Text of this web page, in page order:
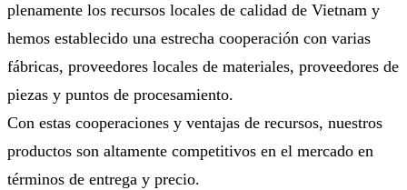
plenamente los recursos locales de calidad de Vietnam y
hemos establecido una estrecha cooperación con varias
fábricas, proveedores locales de materiales, proveedores de
piezas y puntos de procesamiento.
Con estas cooperaciones y ventajas de recursos, nuestros
productos son altamente competitivos en el mercado en
términos de entrega y precio.